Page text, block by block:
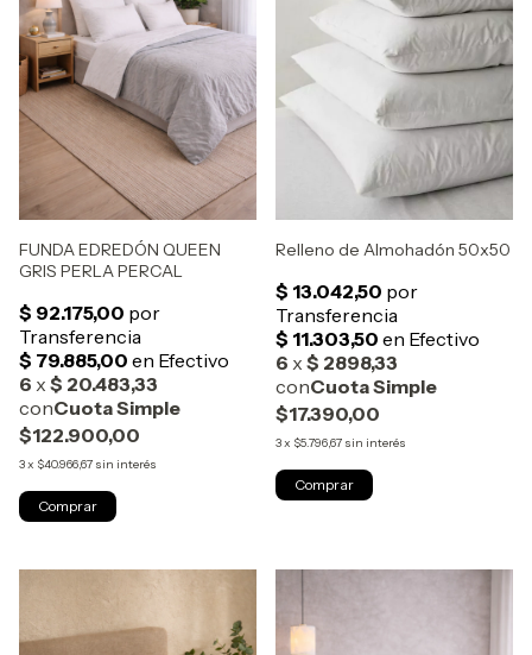
FUNDA EDREDÓN QUEEN
GRIS PERLA PERCAL
$122.900,00
3x $40.966,67 sin interés
Relleno de Almohadón 50x50
$17.390,00
3x $5.796,67 sin interés